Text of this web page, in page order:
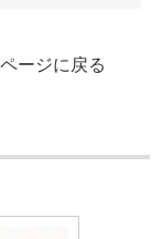
ージに戻る